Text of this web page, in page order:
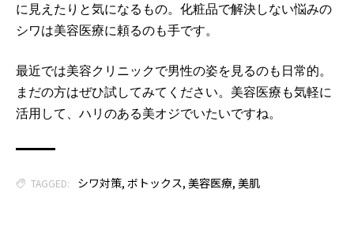
に見えたりと気になるもの。化粧品で解決しない悩みの
シワは美容医療に頼るのも手です。
最近では美容クリニックで男性の姿を見るのも日常的。
まだの方はぜひ試してみてください。美容医療も気軽に
活用して、ハリのある美オジでいたいですね。
TAGGED: シワ対策, ボトックス, 美容医療, 美肌